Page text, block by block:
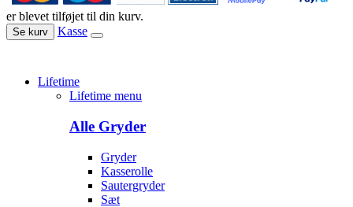
er blevet tilføjet til din kurv.
Se kurv Kasse
Lifetime
Lifetime menu
Alle Gryder
Gryder
Kasserolle
Sautergryder
Sæt